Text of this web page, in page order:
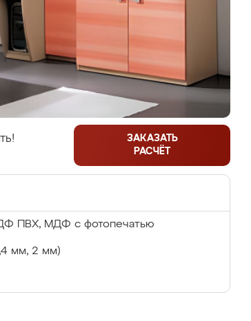
ЗАКАЗАТЬ
РАСЧЁТ
ПВХ, МДФ с фотопечатью
мм, 2 мм)